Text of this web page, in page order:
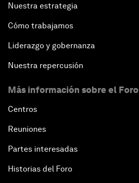
Nuestra estrategia
Cómo trabajamos
Liderazgo y gobernanza
Nuestra repercusión
Más información sobre el Foro
Centros
Reuniones
Partes interesadas
Historias del Foro